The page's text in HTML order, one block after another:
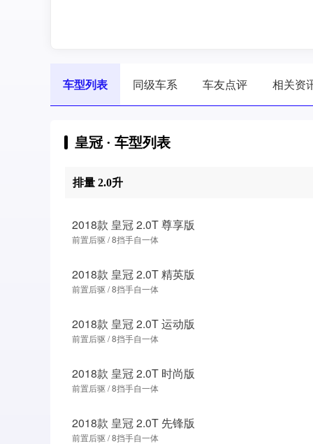
车型列表 同级车系 车友点评 相关资
皇冠 · 车型列表
排量 2.0升
2018款 皇冠 2.0T 尊享版
前置后驱 / 8挡手自一体
2018款 皇冠 2.0T 精英版
前置后驱 / 8挡手自一体
2018款 皇冠 2.0T 运动版
前置后驱 / 8挡手自一体
2018款 皇冠 2.0T 时尚版
前置后驱 / 8挡手自一体
2018款 皇冠 2.0T 先锋版
前置后驱 / 8挡手自一体